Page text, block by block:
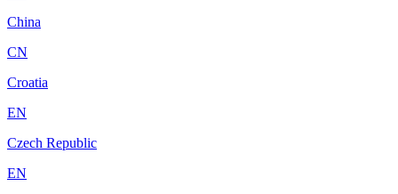
China
CN
Croatia
EN
Czech Republic
EN